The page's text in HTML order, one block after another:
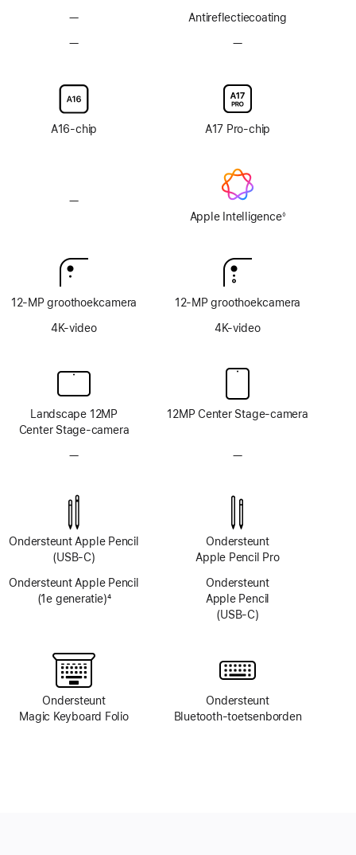
—Geen
—Geen
display
van
glas
met
A16‑chip
—Geen
12‑MP groothoekcamera
4K-video
Landscape 12MP
Center Stage-camera
—Geen
Ondersteunt Apple Pencil
(USB‑C)
Ondersteunt Apple Pencil
(1e generatie)4
Ondersteunt
Magic Keyboard Folio
Anti­reflectie­­­coating
—Geen
display
van
glas
A17 Pro-chip
Apple Intelligence◊
12‑MP groothoekcamera
4K-video
12MP Center Stage-camera
—Geen
Ondersteunt
Apple Pencil Pro
Ondersteunt
Apple Pencil
(USB‑C)
Ondersteunt
Bluetooth‑toetsenborden